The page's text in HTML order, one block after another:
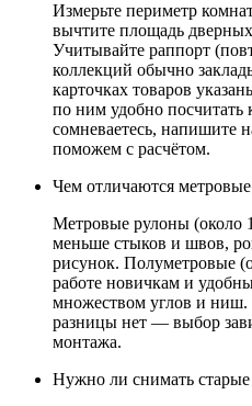
Измерьте периметр
вычтите площадь
Учитывайте раппорт
коллекций обычно
карточках товаров
по ним удобно посчитать
сомневаетесь, напишите
поможем с расчётом.
Чем отличаются
Метровые рулоны (около
меньше стыков и швов,
рисунок. Полуметровые
работе новичкам и
множеством углов и ниш.
разницы нет — выбор
монтажа.
Нужно ли снимать